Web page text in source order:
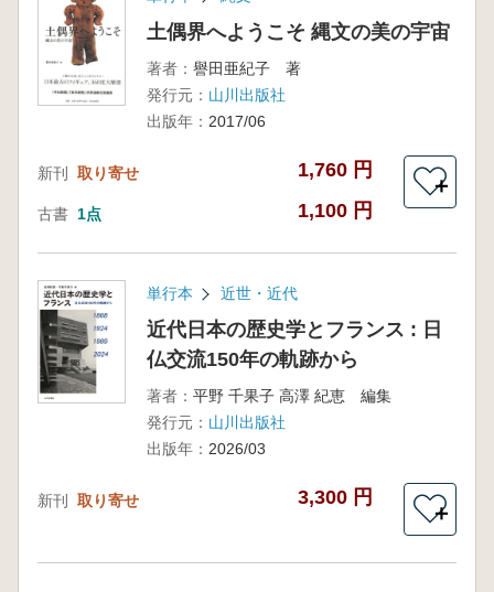
土偶界へようこそ 縄文の美の宇宙
著者： 譽田亜紀子 著
発行元： 山川出版社
出版年： 2017/06
新刊 取り寄せ 1,760 円
古書 1点 1,100 円
＋
単行本 近世・近代
近代日本の歴史学とフランス : 日
仏交流150年の軌跡から
著者： 平野 千果子 高澤 紀恵 編集
発行元： 山川出版社
出版年： 2026/03
新刊 取り寄せ 3,300 円
＋